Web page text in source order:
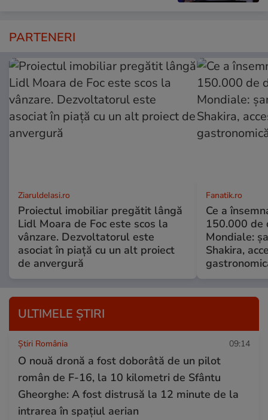
PARTENERI
ZiaruldeIasi.ro
Proiectul imobiliar pregătit lângă
Lidl Moara de Foc este scos la
vânzare. Dezvoltatorul este
asociat în piață cu un alt proiect
de anvergură
Fanatik.ro
Ce a
150.000 de
Mondiale:
Shakira,
ULTIMELE ȘTIRI
Știri România 09:14
O nouă dronă a fost doborâtă de un pilot
român de F-16, la 10 kilometri de Sfântu
Gheorghe: A fost distrusă la 12 minute de la
intrarea în spațiul aerian